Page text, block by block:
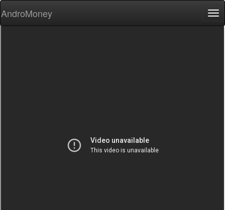
AndroMoney